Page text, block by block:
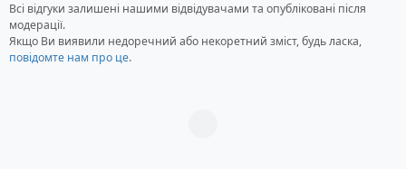
Всі відгуки залишені нашими відвідувачами та опубліковані після
модерації.
Якщо Ви виявили недоречний або некоретний зміст, будь ласка,
повідомте нам про це.